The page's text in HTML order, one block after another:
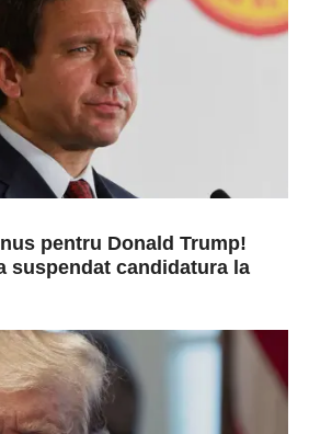
pentru Donald Trump!
suspendat candidatura la
susținut pe Donald Trump
la...